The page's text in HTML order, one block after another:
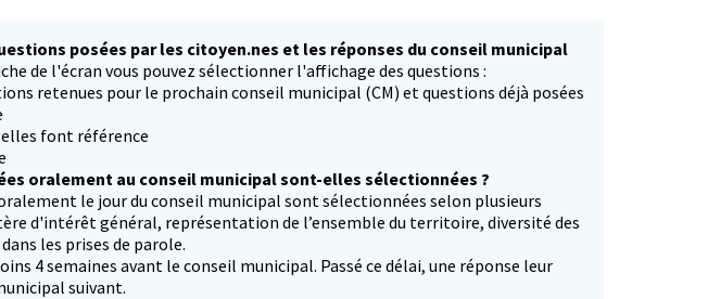
posées par les citoyen.nes et les réponses du conseil municipal
de l'écran vous pouvez sélectionner l'affichage des questions :
retenues pour le prochain conseil municipal (CM) et questions déjà posées
font référence
oralement au conseil municipal sont-elles sélectionnées ?
le jour du conseil municipal sont sélectionnées selon plusieurs
d'intérêt général, représentation de l’ensemble du territoire, diversité des
les prises de parole.
4 semaines avant le conseil municipal. Passé ce délai, une réponse leur
suivant.